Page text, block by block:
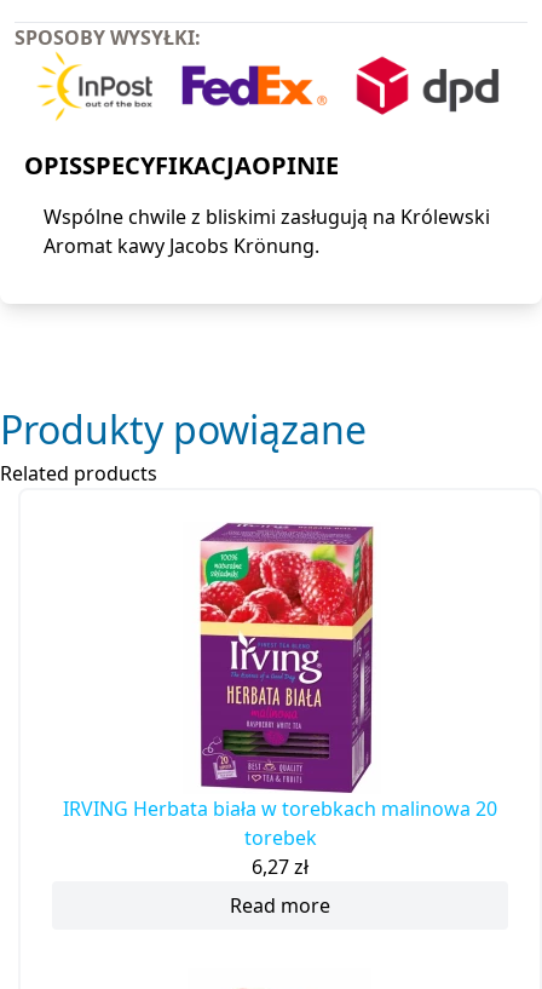
SPOSOBY WYSYŁKI:
OPISSPECYFIKACJAOPINIE
Wspólne chwile z bliskimi zasługują na Królewski
Aromat kawy Jacobs Krönung.
Produkty powiązane
Related products
IRVING Herbata biała w torebkach malinowa 20
torebek
6,27zł
Read more